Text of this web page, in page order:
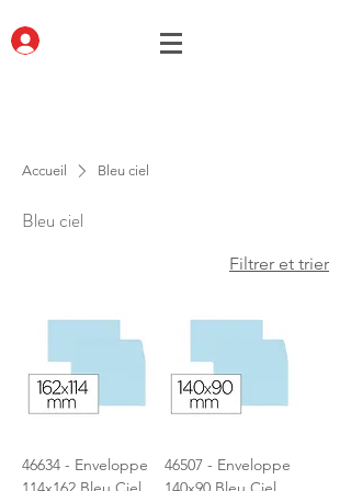
Accueil Bleu ciel
Bleu ciel
Filtrer et trier
46634 - Enveloppe
46507 - Enveloppe